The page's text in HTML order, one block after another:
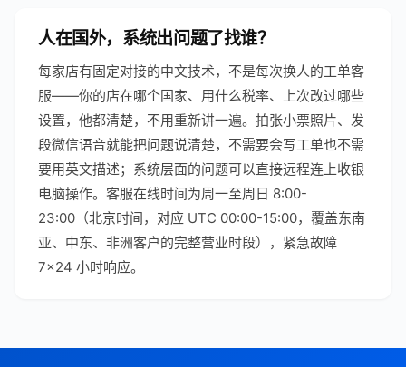
人在国外，系统出问题了找谁？
每家店有固定对接的中文技术，不是每次换人的工单客
服——你的店在哪个国家、用什么税率、上次改过哪些
设置，他都清楚，不用重新讲一遍。拍张小票照片、发
段微信语音就能把问题说清楚，不需要会写工单也不需
要用英文描述；系统层面的问题可以直接远程连上收银
电脑操作。客服在线时间为周一至周日 8:00-
23:00（北京时间，对应 UTC 00:00-15:00，覆盖东南
亚、中东、非洲客户的完整营业时段），紧急故障
7×24 小时响应。